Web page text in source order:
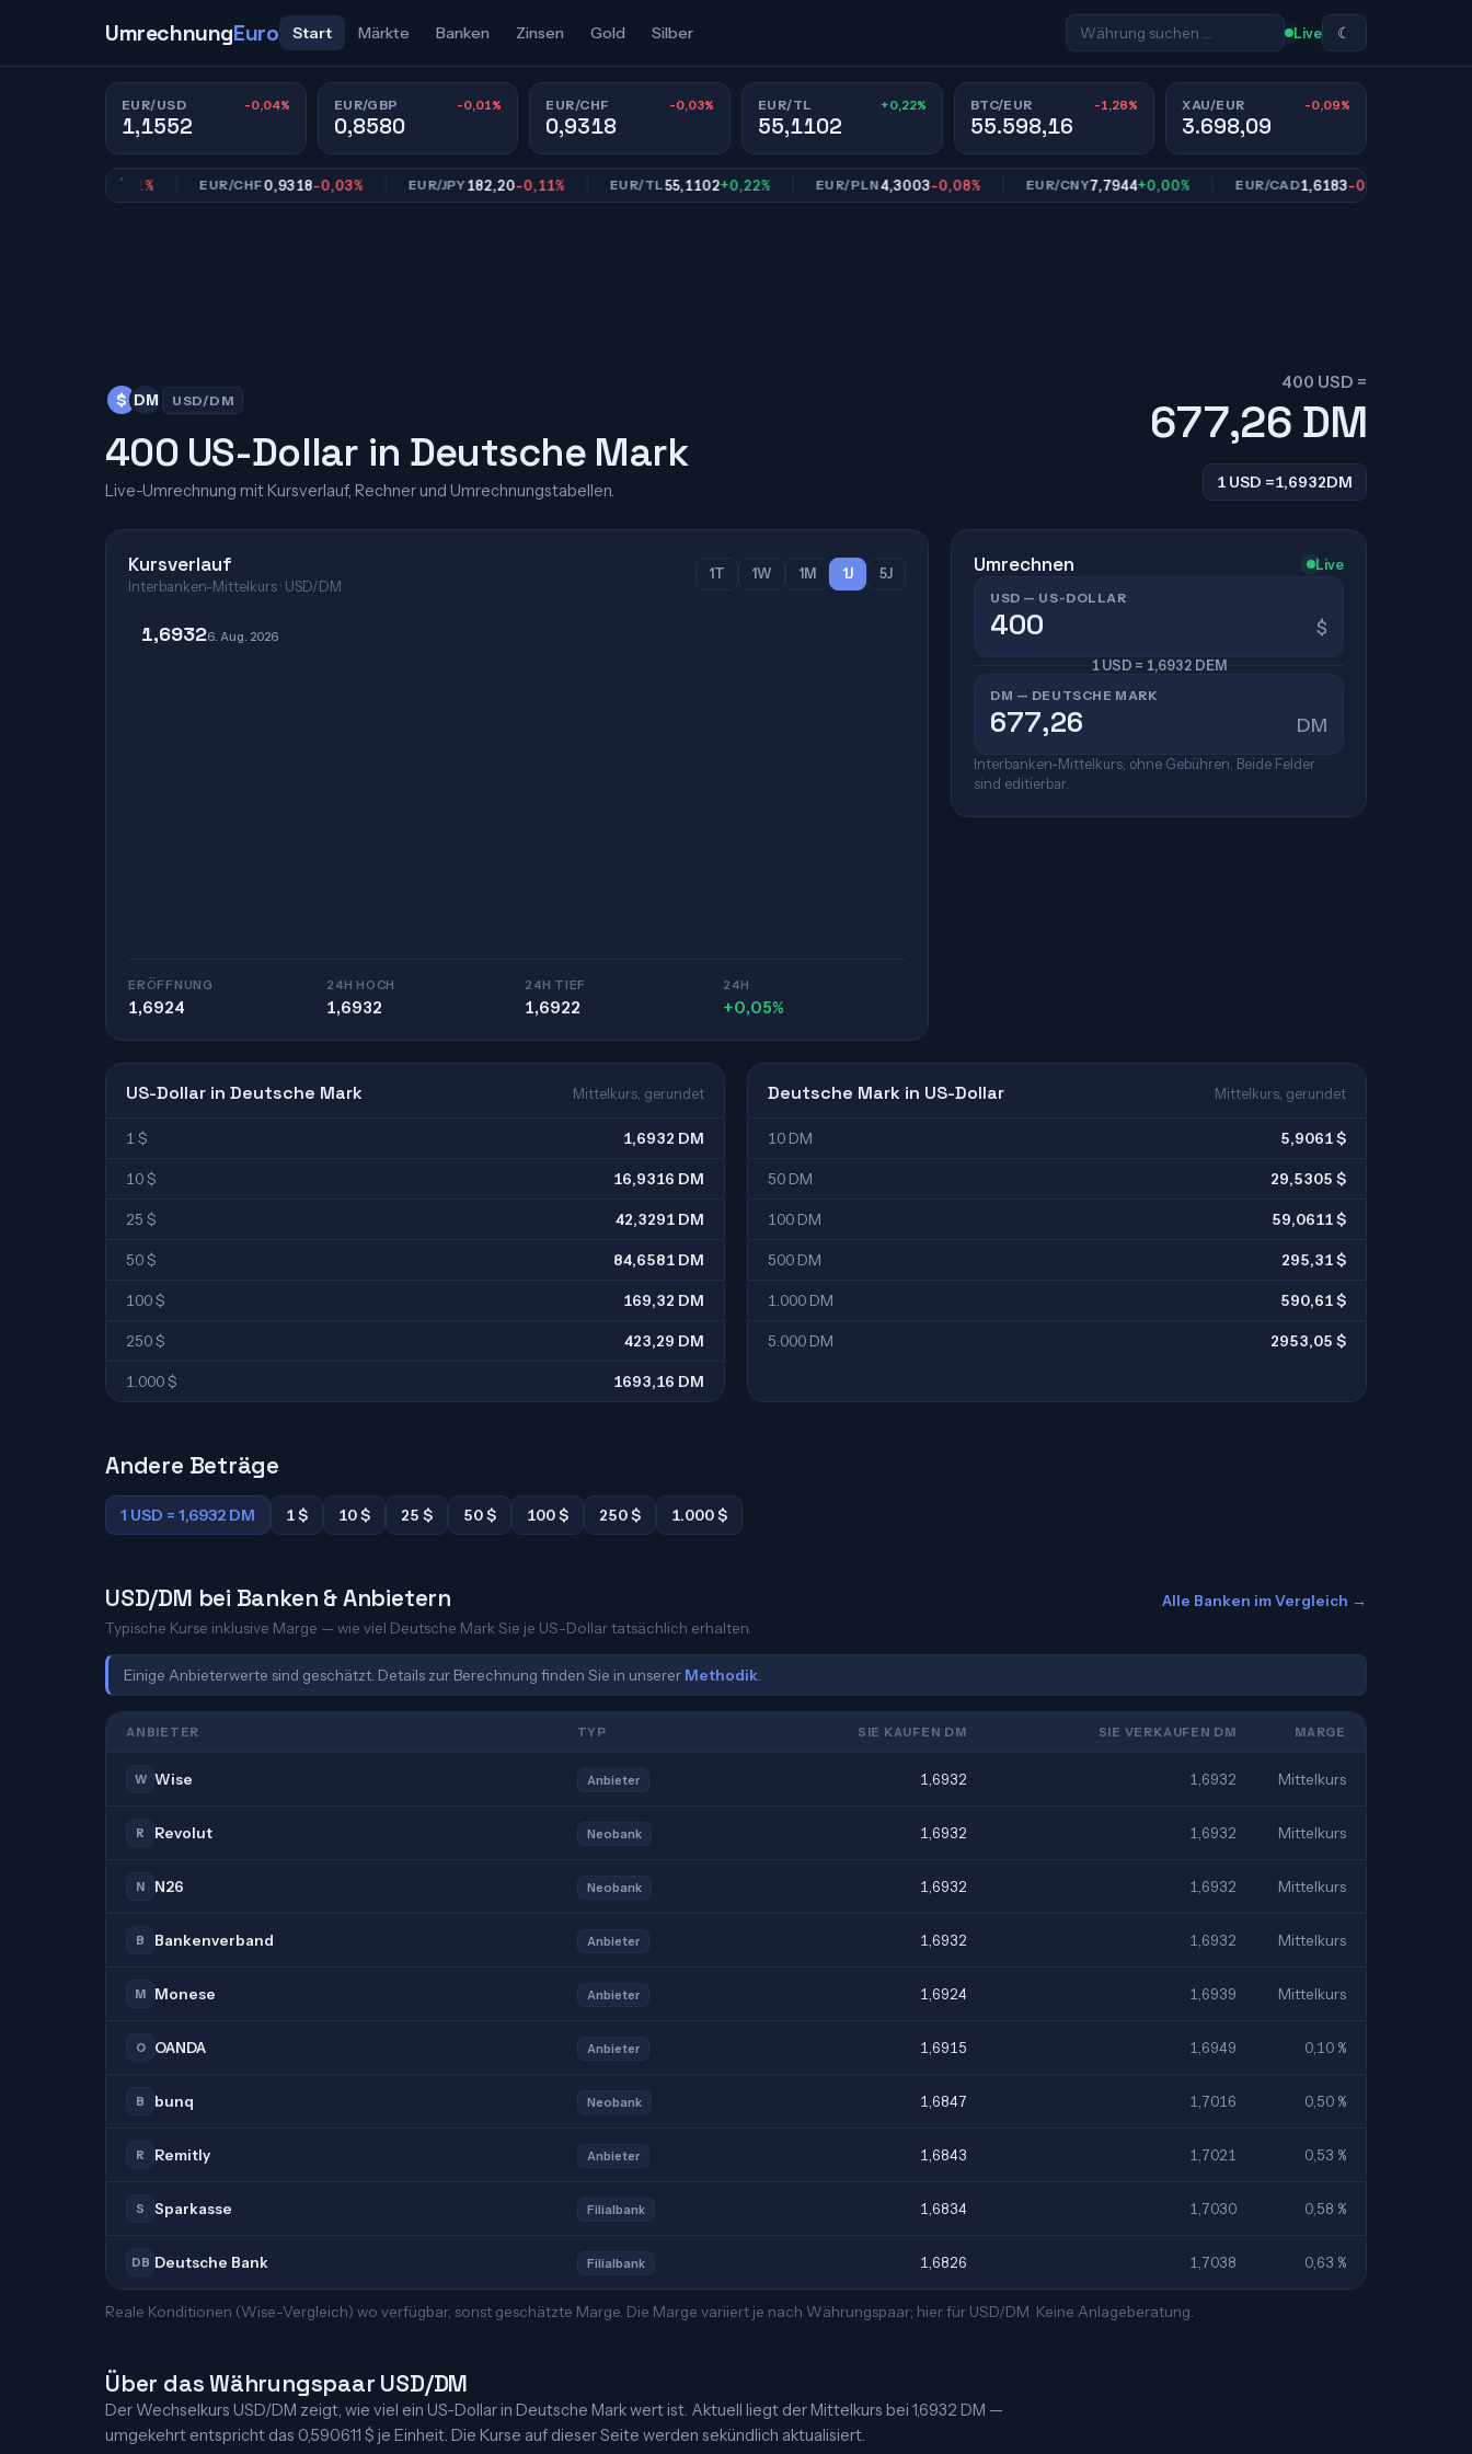
UmrechnungEuro Start Märkte Banken Zinsen Gold Silber Live ☾
EUR/USD -0,04%
1,1552
EUR/GBP -0,01%
0,8580
EUR/CHF -0,03%
0,9318
EUR/TL +0,22%
55,1102
BTC/EUR -1,28%
55.598,16
XAU/EUR -0,09%
3.698,09
EUR/CHF0,9318-0,03% EUR/JPY182,20-0,11% EUR/TL55,1102+0,22% EUR/PLN4,3003-0,08% EUR/CNY7,7944+0,00% EUR/CAD1,6183-0,04%
$ DM USD/DM
400 US-Dollar in Deutsche Mark
Live-Umrechnung mit Kursverlauf, Rechner und Umrechnungstabellen.
400 USD =
677,26 DM
1 USD =1,6932DM
Kursverlauf
Interbanken-Mittelkurs · USD/DM
1T 1W 1M 1J 5J
1,69326. Aug. 2026
ERÖFFNUNG
1,6924
24H HOCH
1,6932
24H TIEF
1,6922
24H
+0,05%
Umrechnen Live
USD — US-DOLLAR
$
1 USD = 1,6932 DEM
DM — DEUTSCHE MARK
DM
Interbanken-Mittelkurs, ohne Gebühren. Beide Felder
sind editierbar.
US-Dollar in Deutsche Mark Mittelkurs, gerundet
1 $ 1,6932 DM
10 $ 16,9316 DM
25 $ 42,3291 DM
50 $ 84,6581 DM
100 $ 169,32 DM
250 $ 423,29 DM
1.000 $ 1693,16 DM
Deutsche Mark in US-Dollar Mittelkurs, gerundet
10 DM 5,9061 $
50 DM 29,5305 $
100 DM 59,0611 $
500 DM 295,31 $
1.000 DM 590,61 $
5.000 DM 2953,05 $
Andere Beträge
1 USD = 1,6932 DM 1 $ 10 $ 25 $ 50 $ 100 $ 250 $ 1.000 $
USD/DM bei Banken & Anbietern
Typische Kurse inklusive Marge — wie viel Deutsche Mark Sie je US-Dollar tatsächlich erhalten.
Alle Banken im Vergleich →
Einige Anbieterwerte sind geschätzt. Details zur Berechnung finden Sie in unserer Methodik
ANBIETER TYP SIE KAUFEN DM SIE VERKAUFEN DM MARGE
W Wise Anbieter 1,6932 1,6932 Mittelkurs
R Revolut Neobank 1,6932 1,6932 Mittelkurs
N N26 Neobank 1,6932 1,6932 Mittelkurs
B Bankenverband Anbieter 1,6932 1,6932 Mittelkurs
M Monese Anbieter 1,6924 1,6939 Mittelkurs
O OANDA Anbieter 1,6915 1,6949 0,10 %
B bunq Neobank 1,6847 1,7016 0,50 %
R Remitly Anbieter 1,6843 1,7021 0,53 %
S Sparkasse Filialbank 1,6834 1,7030 0,58 %
DB Deutsche Bank Filialbank 1,6826 1,7038 0,63 %
Reale Konditionen (Wise-Vergleich) wo verfügbar, sonst geschätzte Marge. Die Marge variiert je nach Währungspaar; hier für USD/DM. Keine Anlageberatung.
Über das Währungspaar USD/DM
Der Wechselkurs USD/DM zeigt, wie viel ein US-Dollar in Deutsche Mark wert ist. Aktuell liegt der Mittelkurs bei 1,6932 DM —
umgekehrt entspricht das 0,590611 $ je Einheit. Die Kurse auf dieser Seite werden sekündlich aktualisiert.